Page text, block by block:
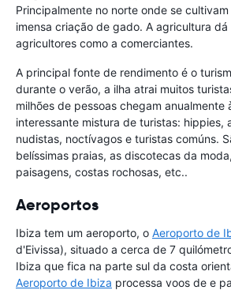
Principalmente no norte onde se
imensa criação de gado. A agricultura
agricultores como a comerciantes.
A principal fonte de rendimento é o
durante o verão, a ilha atrai muitos
milhões de pessoas chegam anualmente
interessante mistura de turistas: hippies,
nudistas, noctívagos e turistas comúns.
belíssimas praias, as discotecas da
paisagens, costas rochosas, etc..
Aeroportos
Ibiza tem um aeroporto, o Aeroporto de
d'Eivissa), situado a cerca de 7
Ibiza que fica na parte sul da costa
Aeroporto de Ibiza processa voos de e